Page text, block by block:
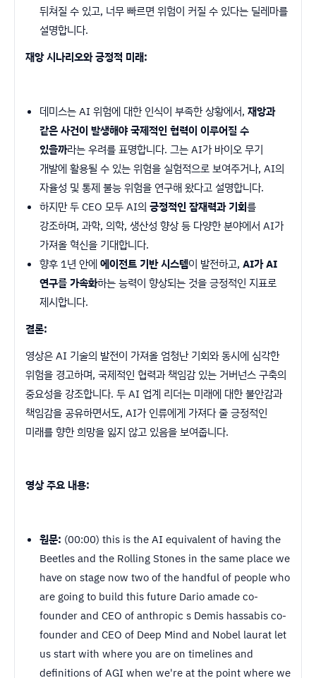
뒤쳐질 수 있고, 너무 빠르면 위험이 커질 수 있다는 딜레마를
설명합니다.
재앙 시나리오와 긍정적 미래:
데미스는 AI 위험에 대한 인식이 부족한 상황에서, 재앙과
같은 사건이 발생해야 국제적인 협력이 이루어질 수
있을까라는 우려를 표명합니다. 그는 AI가 바이오 무기
개발에 활용될 수 있는 위험을 실험적으로 보여주거나, AI의
자율성 및 통제 불능 위험을 연구해 왔다고 설명합니다.
하지만 두 CEO 모두 AI의 긍정적인 잠재력과 기회를
강조하며, 과학, 의학, 생산성 향상 등 다양한 분야에서 AI가
가져올 혁신을 기대합니다.
향후 1년 안에에이전트 기반 시스템이 발전하고, AI가 AI
연구를 가속화하는 능력이 향상되는 것을 긍정적인 지표로
제시합니다.
결론:
영상은 AI 기술의 발전이 가져올 엄청난 기회와 동시에 심각한
위험을 경고하며, 국제적인 협력과 책임감 있는 거버넌스 구축의
중요성을 강조합니다. 두 AI 업계 리더는 미래에 대한 불안감과
책임감을 공유하면서도, AI가 인류에게 가져다 줄 긍정적인
미래를 향한 희망을 잃지 않고 있음을 보여줍니다.
영상 주요 내용:
원문: (00:00) this is the AI equivalent of having the
Beetles and the Rolling Stones in the same place we
have on stage now two of the handful of people who
are going to build this future Dario amade co-
founder and CEO of anthropic s Demis hassabis co-
founder and CEO of Deep Mind and Nobel laurat let
us start with where you are on timelines and
definitions of AGI when we're at the point where we